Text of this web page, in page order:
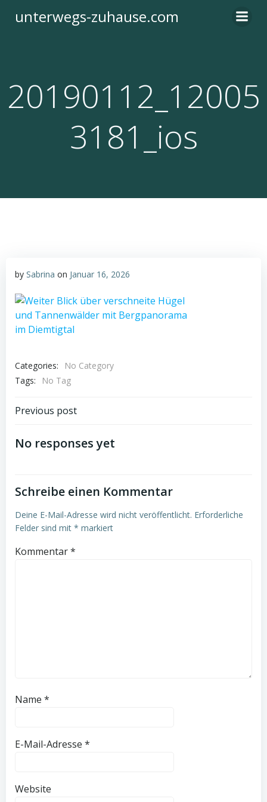
Inhalt
unterwegs-zuhause.com
20190112_12005
3181_ios
by Sabrina on Januar 16, 2026
Categories:
No Category
Tags:
No Tag
Post
navigation
Previous post
No responses yet
Schreibe einen Kommentar
Deine E-Mail-Adresse wird nicht veröffentlicht. Erforderliche
Felder sind mit * markiert
Kommentar*
Name *
E-Mail-Adresse *
Website